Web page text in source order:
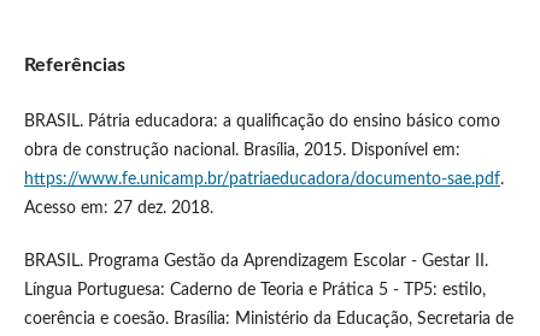
Referências
BRASIL. Pátria educadora: a qualificação do ensino básico como
obra de construção nacional. Brasília, 2015. Disponível em:
https://www.fe.unicamp.br/patriaeducadora/documento-sae.pdf.
Acesso em: 27 dez. 2018.
BRASIL. Programa Gestão da Aprendizagem Escolar - Gestar II.
Língua Portuguesa: Caderno de Teoria e Prática 5 - TP5: estilo,
coerência e coesão. Brasília: Ministério da Educação, Secretaria de